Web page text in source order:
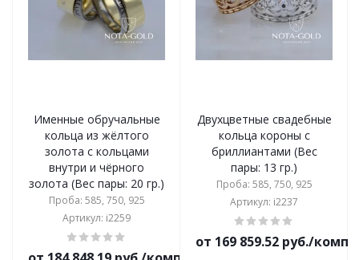
Именные обручальные
кольца из жёлтого
золота с кольцами
внутри и чёрного
золота (Вес пары: 20 гр.)
Проба: 585, 750, 925
Артикул: i2259
Двухцветные свадебные
кольца короны с
бриллиантами (Вес
пары: 13 гр.)
Проба: 585, 750, 925
Артикул: i2237
от 169 859.52 руб./